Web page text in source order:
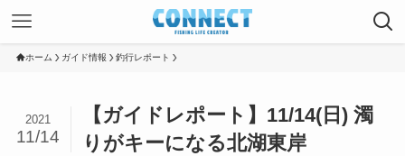
ホーム ガイド情報 釣行レポート
【ガイドレポート】11/14(日) 濁
りがキーになる北湖東岸
2021
11/14